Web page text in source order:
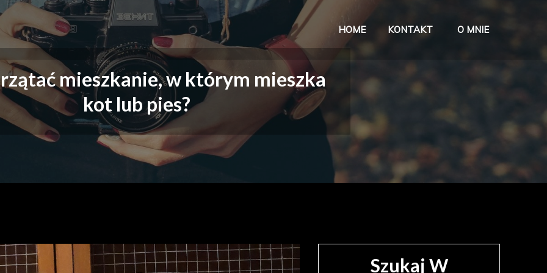
Moje absolutne must have w życiu
Moje must have HOME KONTAKT O MNIE
mieszkanie, w którym mieszka
kot lub pies?
Szukaj W